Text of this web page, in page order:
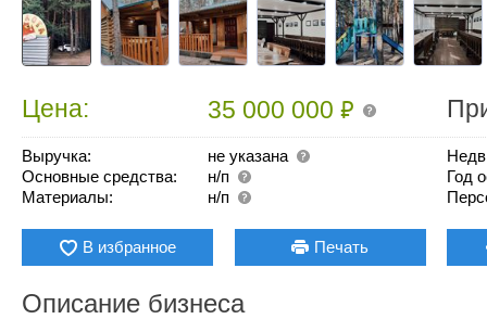
Цена: 35 000 000₽
Выручка:
не указана
Основные средства:
н/п
Материалы:
н/п
Год
В избранное Печать
Описание бизнеса